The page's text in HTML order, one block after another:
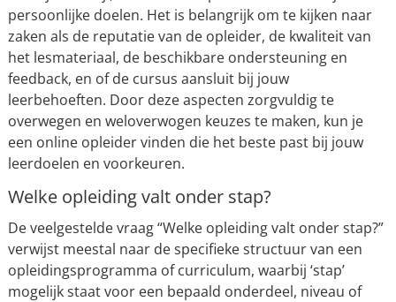
persoonlijke doelen. Het is belangrijk om te kijken naar
zaken als de reputatie van de opleider, de kwaliteit van
het lesmateriaal, de beschikbare ondersteuning en
feedback, en of de cursus aansluit bij jouw
leerbehoeften. Door deze aspecten zorgvuldig te
overwegen en weloverwogen keuzes te maken, kun je
een online opleider vinden die het beste past bij jouw
leerdoelen en voorkeuren.
Welke opleiding valt onder stap?
De veelgestelde vraag “Welke opleiding valt onder stap?”
verwijst meestal naar de specifieke structuur van een
opleidingsprogramma of curriculum, waarbij ‘stap’
mogelijk staat voor een bepaald onderdeel, niveau of